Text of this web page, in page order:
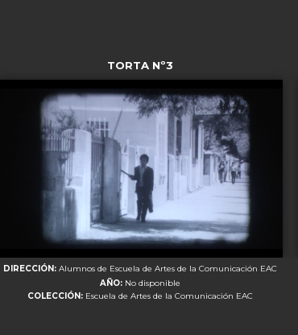
TORTA Nº3
DIRECCIÓN: Alumnos de Escuela de Artes de la Comunicación EAC
AÑO: No disponible
COLECCIÓN: Escuela de Artes de la Comunicación EAC